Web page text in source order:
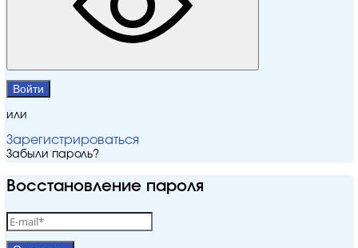
Войти
или
Зарегистрироваться
Забыли пароль?
Восстановление пароля